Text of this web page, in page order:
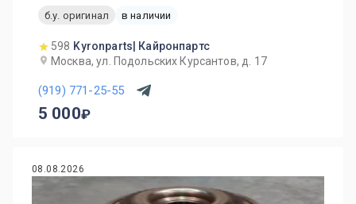
б.у. оригинал
в наличии
598 Kyronparts| Кайронпартс
Москва, ул. Подольских Курсантов, д. 17
(919) 771-25-55
5 000
08.08.2026